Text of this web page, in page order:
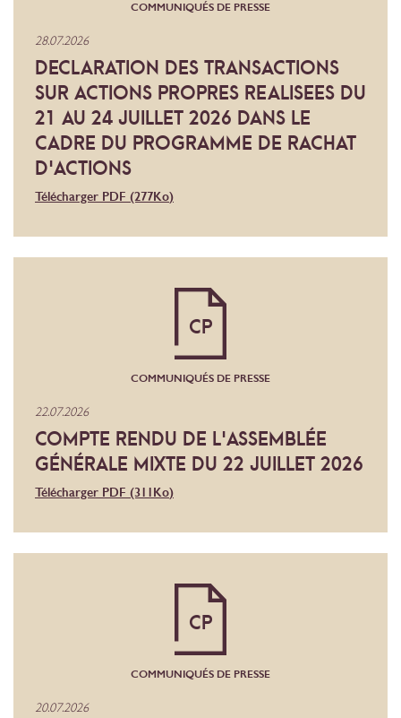
COMMUNIQUÉS DE PRESSE
28.07.2026
DECLARATION DES TRANSACTIONS
SUR ACTIONS PROPRES REALISEES DU
21 AU 24 JUILLET 2026 DANS LE
CADRE DU PROGRAMME DE RACHAT
D'ACTIONS
Télécharger PDF (277Ko)
CP
COMMUNIQUÉS DE PRESSE
22.07.2026
COMPTE RENDU DE L'ASSEMBLÉE
GÉNÉRALE MIXTE DU 22 JUILLET 2026
Télécharger PDF (311Ko)
CP
COMMUNIQUÉS DE PRESSE
20.07.2026